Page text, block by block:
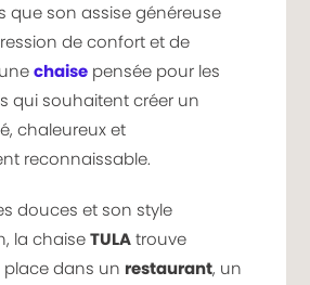
que son assise généreuse
de confort et de
unechaise pensée pour les
qui souhaitent créer un
chaleureux et
reconnaissable.
douces et son style
la chaiseTULAtrouve
dans un restaurant, un